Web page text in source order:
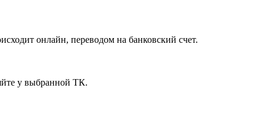
онлайн, переводом на банковский счет.
у выбранной ТК.